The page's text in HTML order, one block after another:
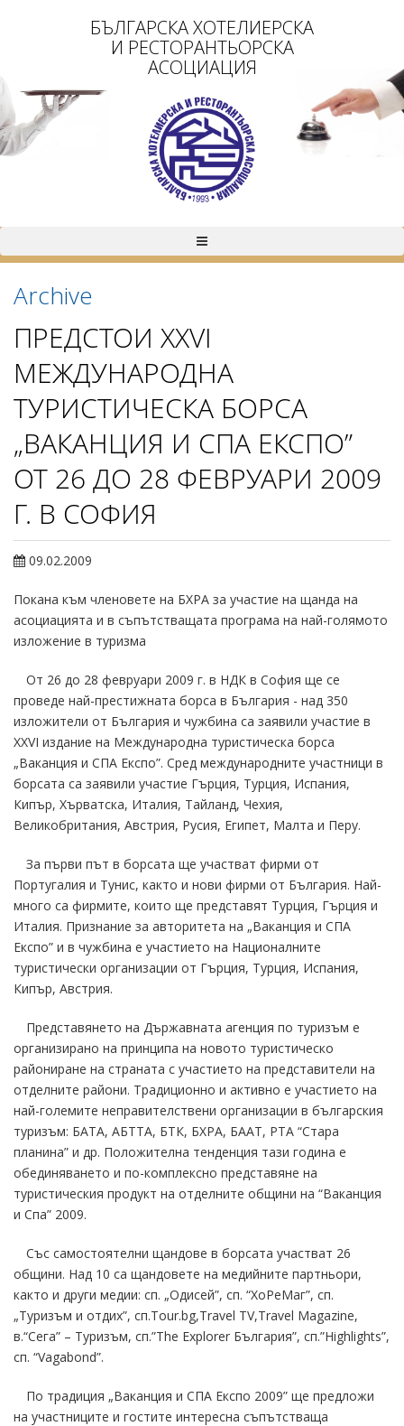
БЪЛГАРСКА ХОТЕЛИЕРСКА
И РЕСТОРАНТЬОРСКА
АСОЦИАЦИЯ
Archive
ПРЕДСТОИ XXVI
МЕЖДУНАРОДНА
ТУРИСТИЧЕСКА БОРСА
„ВАКАНЦИЯ И СПА ЕКСПО”
ОТ 26 ДО 28 ФЕВРУАРИ 2009
Г. В СОФИЯ
09.02.2009
Покана към членовете на БХРА за участие на щанда на
асоциацията и в съпътстващата програма на най-голямото
изложение в туризма
От 26 до 28 февруари 2009 г. в НДК в София ще се
проведе най-престижната борса в България - над 350
изложители от България и чужбина са заявили участие в
XXVI издание на Международна туристическа борса
„Ваканция и СПА Експо”. Сред международните участници в
борсата са заявили участие Гърция, Турция, Испания,
Кипър, Хърватска, Италия, Тайланд, Чехия,
Великобритания, Австрия, Русия, Египет, Малта и Перу.
За първи път в борсата ще участват фирми от
Португалия и Тунис, както и нови фирми от България. Най-
много са фирмите, които ще представят Турция, Гърция и
Италия. Признание за авторитета на „Ваканция и СПА
Експо” и в чужбина е участието на Националните
туристически организации от Гърция, Турция, Испания,
Кипър, Австрия.
Представянето на Държавната агенция по туризъм е
организирано на принципа на новото туристическо
райониране на страната с участието на представители на
отделните райони. Традиционно и активно е участието на
най-големите неправителствени организации в българския
туризъм: БАТА, АБТТА, БТК, БХРА, БААТ, РТА “Стара
планина” и др. Положителна тенденция тази година е
обединяването и по-комплексно представяне на
туристическия продукт на отделните общини на “Ваканция
и Спа” 2009.
Със самостоятелни щандове в борсата участват 26
общини. Над 10 са щандовете на медийните партньори,
както и други медии: сп. „Одисей”, сп. “ХоРеМаг”, сп.
„Туризъм и отдих”, сп.Tour.bg,Travel TV,Travel Magazine,
в.“Сега” – Туризъм, сп.”The Explorer България”, сп.”Highlights”,
сп. “Vagabond”.
По традиция „Ваканция и СПА Експо 2009” ще предложи
на участниците и гостите интересна съпътстваща